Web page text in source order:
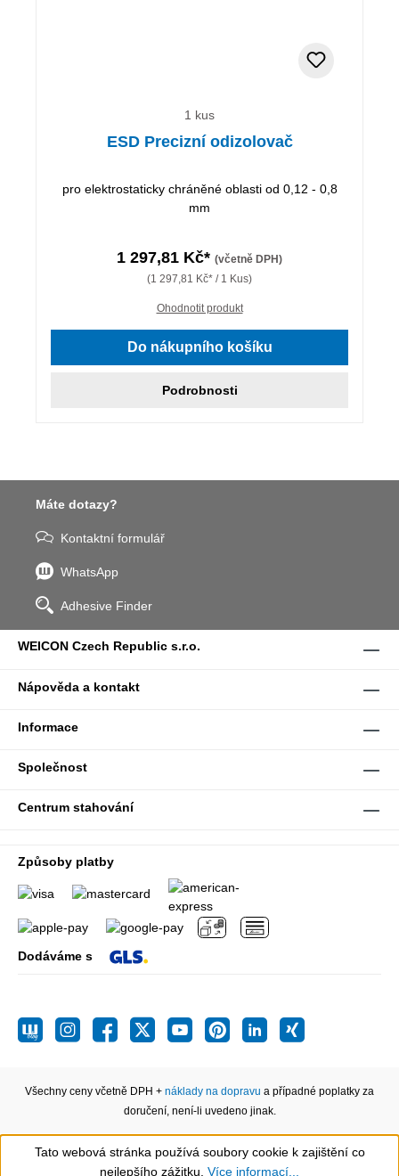
1 kus
ESD Precizní odizolovač
pro elektrostaticky chráněné oblasti od 0,12 - 0,8
mm
1 297,81 Kč* (včetně DPH)
(1 297,81 Kč* / 1 Kus)
Ohodnotit produkt
Do nákupního košíku
Podrobnosti
Máte dotazy?
Kontaktní formulář
WhatsApp
Adhesive Finder
WEICON Czech Republic s.r.o.
Nápověda a kontakt
Informace
Společnost
Centrum stahování
Způsoby platby
Dodáváme s
Všechny ceny včetně DPH + náklady na dopravu a případné poplatky za
doručení, není-li uvedeno jinak.
Show toolbar
Tato webová stránka používá soubory cookie k zajištění co
nejlepšího zážitku. Více informací...